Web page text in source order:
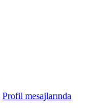
Profil mesajlarında